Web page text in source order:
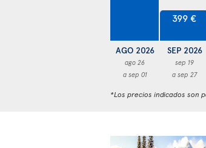
AGO 2026
ago 26
a sep 01
399 €
SEP 2026
sep 19
a sep 27
*Los precios indicados son